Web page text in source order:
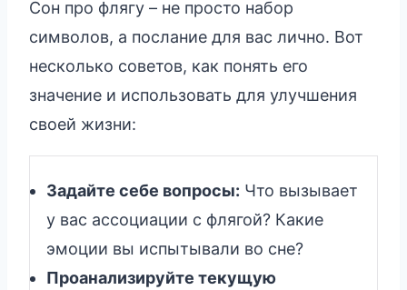
Сон про флягу – не просто набор
символов, а послание для вас лично. Вот
несколько советов, как понять его
значение и использовать для улучшения
своей жизни:
Задайте себе вопросы: Что вызывает
у вас ассоциации с флягой? Какие
эмоции вы испытывали во сне?
Проанализируйте текущую